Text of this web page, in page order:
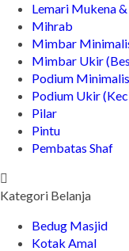
Lemari Mukena &
Mihrab
Mimbar
Mimbar Ukir
Podium
Podium Ukir
Pilar
Pintu
Pembatas Shaf
Kategori Belanja
Bedug Masjid
Kotak Amal